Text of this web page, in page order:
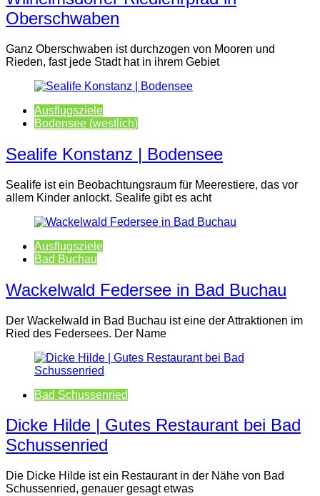
Oberschwaben
Ganz Oberschwaben ist durchzogen von Mooren und
Rieden, fast jede Stadt hat in ihrem Gebiet
Ausflugsziele
Bodensee (westlich)
Sealife Konstanz | Bodensee
Sealife ist ein Beobachtungsraum für Meerestiere, das vor
allem Kinder anlockt. Sealife gibt es acht
Ausflugsziele
Bad Buchau
Wackelwald Federsee in Bad Buchau
Der Wackelwald in Bad Buchau ist eine der Attraktionen im
Ried des Federsees. Der Name
Bad Schussenried
Dicke Hilde | Gutes Restaurant bei Bad
Schussenried
Die Dicke Hilde ist ein Restaurant in der Nähe von Bad
Schussenried, genauer gesagt etwas